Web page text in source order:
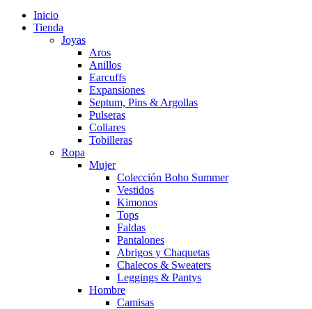
Inicio
Tienda
Joyas
Aros
Anillos
Earcuffs
Expansiones
Septum, Pins & Argollas
Pulseras
Collares
Tobilleras
Ropa
Mujer
Colección Boho Summer
Vestidos
Kimonos
Tops
Faldas
Pantalones
Abrigos y Chaquetas
Chalecos & Sweaters
Leggings & Pantys
Hombre
Camisas